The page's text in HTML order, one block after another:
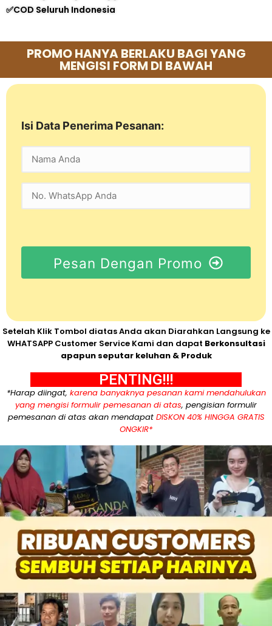
✅COD Seluruh Indonesia
PROMO HANYA BERLAKU BAGI YANG
MENGISI FORM DI BAWAH
Isi Data Penerima Pesanan:
Pesan Dengan Promo
Setelah Klik Tombol diatas Anda akan Diarahkan Langsung ke
WHATSAPP Customer Service Kami dan dapat Berkonsultasi
apapun seputar keluhan & Produk
PENTING!!!
*Harap diingat, karena banyaknya pesanan kami mendahulukan
yang mengisi formulir pemesanan di atas, pengisian formulir
pemesanan di atas akan mendapat DISKON 40% HINGGA GRATIS
ONGKIR*